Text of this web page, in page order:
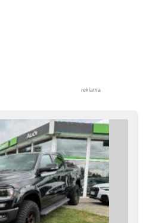
reklama